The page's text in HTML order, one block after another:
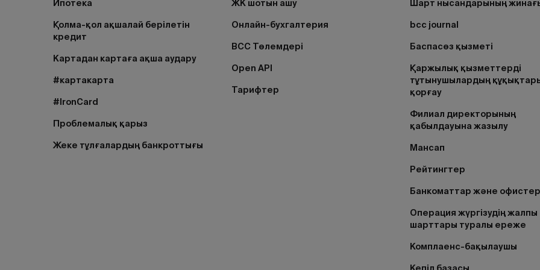
Ипотека
Қолма-қол ақшалай берілетін
кредит
Картадан картаға ақша аудару
#картакарта
#IronCard
Проблемалық қарыз
Жеке тұлғалардың банкроттығы
ЖК шотын ашу
Онлайн-бухгалтерия
BCC Төлемдері
Open API
Тарифтер
Шарт нысандарының
bcc journal
Баспасөз қызметі
Қаржылық қызметтерді
тұтынушылардың
қорғау
Филиал директорының
қабылдауына жазылу
Мансап
Рейтингтер
Банкоматтар және офистер
Операция жүргізудің жалпы
шарттары туралы ереже
Комплаенс-бақылаушы